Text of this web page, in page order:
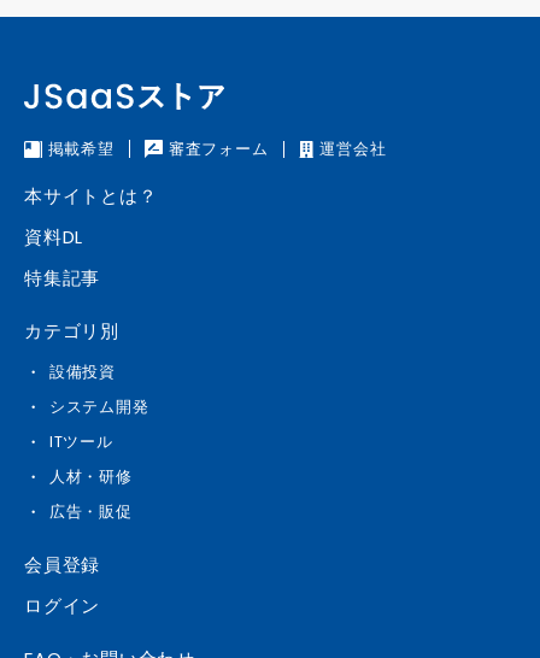
掲載希望 審査フォーム 運営会社
本サイトとは？
資料DL
特集記事
カテゴリ別
設備投資
システム開発
ITツール
人材・研修
広告・販促
会員登録
ログイン